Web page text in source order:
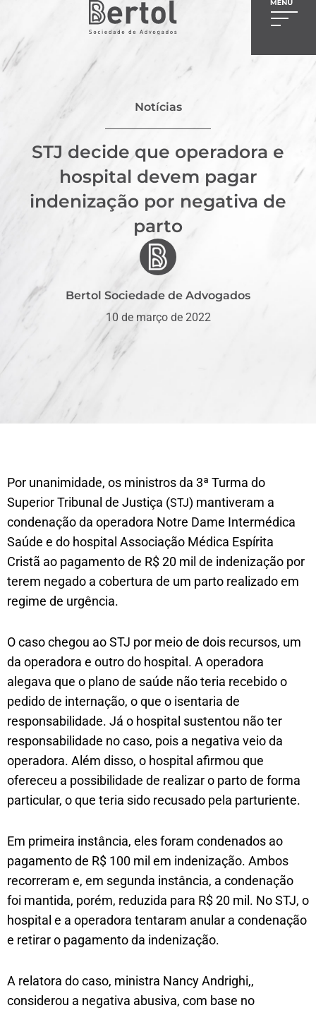
Notícias
STJ decide que operadora e
hospital devem pagar
indenização por negativa de
parto
Bertol Sociedade de Advogados
10 de março de 2022
Por unanimidade, os ministros da 3ª Turma do
Superior Tribunal de Justiça (STJ) mantiveram a
condenação da operadora Notre Dame Intermédica
Saúde e do hospital Associação Médica Espírita
Cristã ao pagamento de R$ 20 mil de indenização por
terem negado a cobertura de um parto realizado em
regime de urgência.
O caso chegou ao STJ por meio de dois recursos, um
da operadora e outro do hospital. A operadora
alegava que o plano de saúde não teria recebido o
pedido de internação, o que o isentaria de
responsabilidade. Já o hospital sustentou não ter
responsabilidade no caso, pois a negativa veio da
operadora. Além disso, o hospital afirmou que
ofereceu a possibilidade de realizar o parto de forma
particular, o que teria sido recusado pela parturiente.
Em primeira instância, eles foram condenados ao
pagamento de R$ 100 mil em indenização. Ambos
recorreram e, em segunda instância, a condenação
foi mantida, porém, reduzida para R$ 20 mil. No STJ, o
hospital e a operadora tentaram anular a condenação
e retirar o pagamento da indenização.
A relatora do caso, ministra Nancy Andrighi,,
considerou a negativa abusiva, com base no